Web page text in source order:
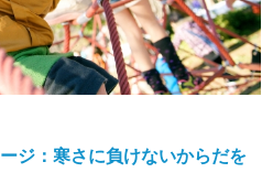
ジ：寒さに負けないからだを